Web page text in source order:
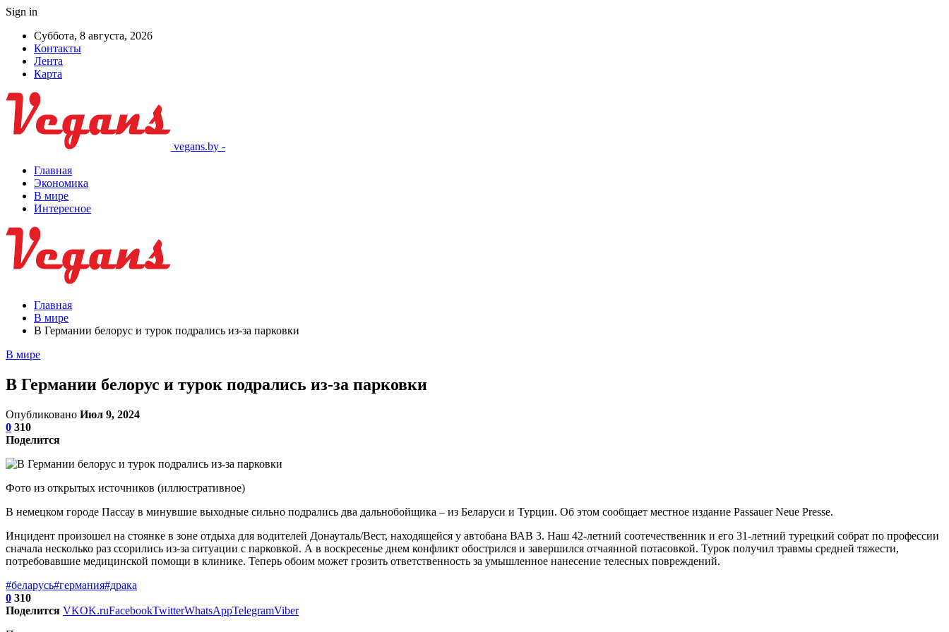
Sign in
Суббота, 8 августа, 2026
Контакты
Лента
Карта
vegans.by -
Главная
Экономика
В мире
Интересное
Главная
В мире
В Германии белорус и турок подрались из-за парковки
В мире
В Германии белорус и турок подрались из-за парковки
Опубликовано Июл 9, 2024
0 310
Поделится
Фото из открытых источников (иллюстративное)
В немецком городе Пассау в минувшие выходные сильно подрались два дальнобойщика – из Беларуси и Турции. Об этом сообщает местное издание Passauer Neue Presse.
Инцидент произошел на стоянке в зоне отдыха для водителей Донауталь/Вест, находящейся у автобана ВАВ 3. Наш 42-летний соотечественник и его 31-летний турецкий собрат по профессии
сначала несколько раз ссорились из-за ситуации с парковкой. А в воскресенье днем конфликт обострился и завершился отчаянной потасовкой. Турок получил травмы средней тяжести,
потребовавшие медицинской помощи в клинике. Теперь обоим может грозить ответственность за умышленное нанесение телесных повреждений.
#беларусь#германия#драка
0 310
Поделится VKOK.ruFacebookTwitterWhatsAppTelegramViber